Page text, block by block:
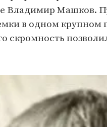
Владимир Машков.
в одном крупном
скромность